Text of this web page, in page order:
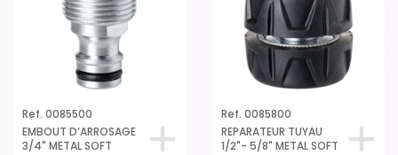
Ref. 0085500
EMBOUT D’ARROSAGE
3/4" METAL SOFT
Ref. 0085800
REPARATEUR TUYAU
1/2"- 5/8" METAL SOFT